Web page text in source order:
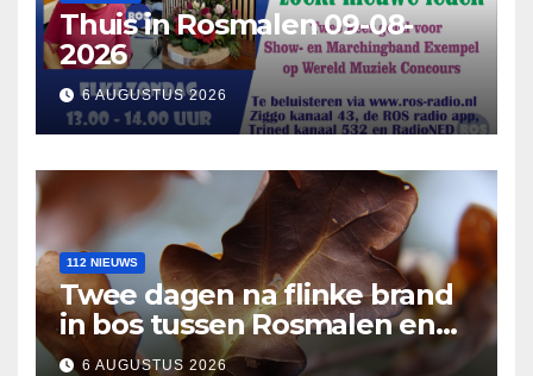
Thuis in Rosmalen 09-08-
2026
6 AUGUSTUS 2026
112 NIEUWS
Twee dagen na flinke brand
in bos tussen Rosmalen en
Nuland
6 AUGUSTUS 2026